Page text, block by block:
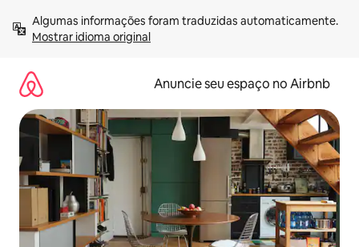
para
Mostrar idioma original
Anuncie seu espaço no Airbnb